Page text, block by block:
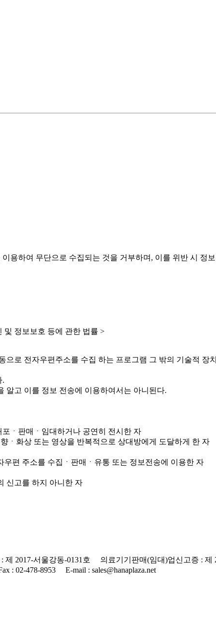
용하여 무단으로 수집되는 것을 거부하며, 이를 위반 시 정
및 정보보호 등에 관한 법률 >
로 전자우편주소를 수집 하는 프로그램 그 밖의 기술적 장
.
알고 이를 정보 전송에 이용하여서는 아니된다.
ㆍ판매ㆍ임대하거나 공연히 전시한 자
ㆍ화상 또는 영상을 반복적으로 상대방에게 도달하게 한 자
편 주소를 수집ㆍ판매ㆍ유통 또는 정보전송에 이용한 자
신고를 하지 아니한 자
2017-서울강동-0131호 의료기기판매(임대)업신고증 : 제
02-478-8953 E-mail : sales@hanaplaza.net